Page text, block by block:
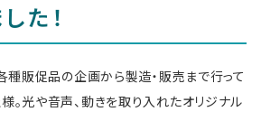
た！
種販促品の企画から製造・販売まで行って
。光や音声、動きを取り入れたオリジナル